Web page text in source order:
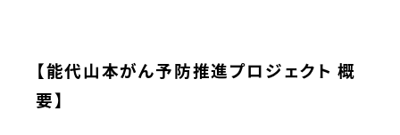
【能代山本がん予防推進プロジェクト 概
要】